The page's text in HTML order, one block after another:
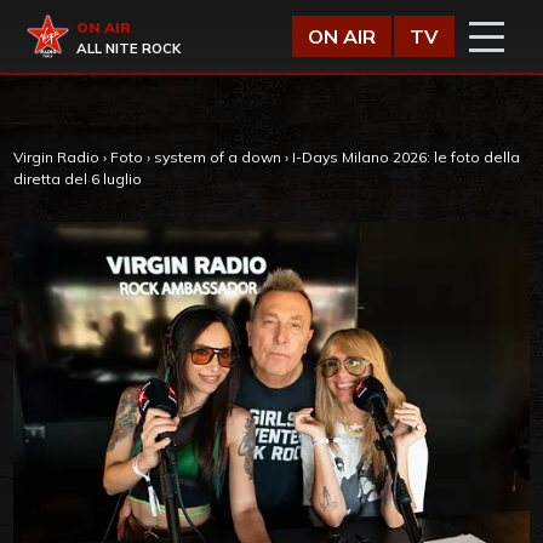
Virgin Radio
ON AIR
ALL NITE ROCK
ON AIR TV
Virgin Radio › Foto › system of a down › I-Days Milano 2026: le foto della
diretta del 6 luglio